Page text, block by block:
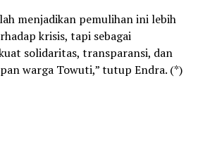
menjadikan pemulihan ini lebih
krisis, tapi sebagai
solidaritas, transparansi, dan
warga Towuti,” tutup Endra. (*)